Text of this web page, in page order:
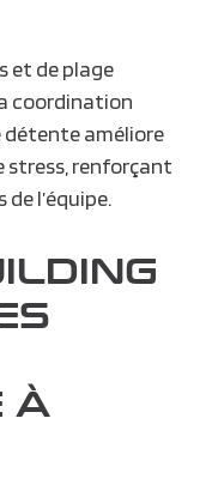
et de plage
coordination
détente améliore
stress, renforçant
l’équipe.
À